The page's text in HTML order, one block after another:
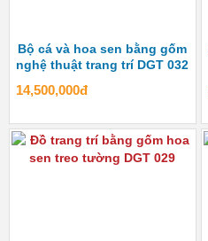
Bộ cá và hoa sen bằng gốm
nghệ thuật trang trí DGT 032
14,500,000đ